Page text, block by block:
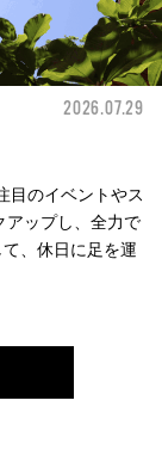
2026.07.29
目のイベントやス
アップし、全力で
、休日に足を運